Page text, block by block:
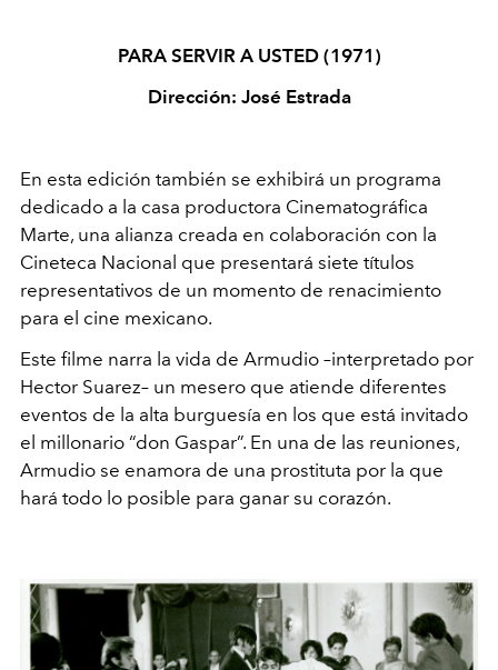
PARA SERVIR A USTED (1971)
Dirección: José Estrada
En esta edición también se exhibirá un programa
dedicado a la casa productora Cinematográfica
Marte, una alianza creada en colaboración con la
Cineteca Nacional que presentará siete títulos
representativos de un momento de renacimiento
para el cine mexicano.
Este filme narra la vida de Armudio –interpretado por
Hector Suarez– un mesero que atiende diferentes
eventos de la alta burguesía en los que está invitado
el millonario “don Gaspar”. En una de las reuniones,
Armudio se enamora de una prostituta por la que
hará todo lo posible para ganar su corazón.